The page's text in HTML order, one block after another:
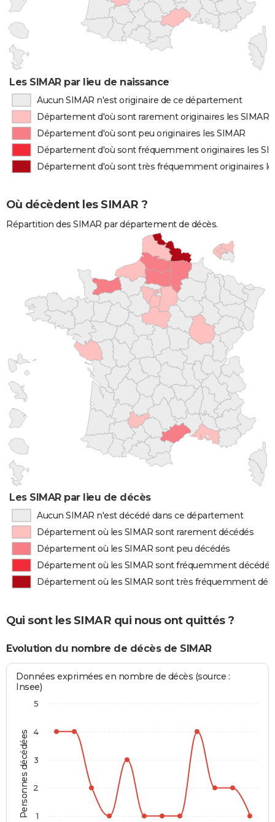
Les SIMAR par lieu de naissance
Aucun SIMAR n'est originaire de ce département
Département d'où sont rarement originaires les SIMAR
Département d'où sont peu originaires les SIMAR
Département d'où sont fréquemment originaires les
Département d'où sont très fréquemment originaires
Où décèdent les SIMAR ?
Répartition des SIMAR par département de décès.
Les SIMAR par lieu de décès
Aucun SIMAR n'est décédé dans ce département
Département où les SIMAR sont rarement décédés
Département où les SIMAR sont peu décédés
Département où les SIMAR sont fréquemment décédés
Département où les SIMAR sont très fréquemment
Qui sont les SIMAR qui nous ont quittés ?
Evolution du nombre de décès de SIMAR
Personnes décédées
Données exprimées en nombre de décès (source :
Insee)
1
2
3
4
5